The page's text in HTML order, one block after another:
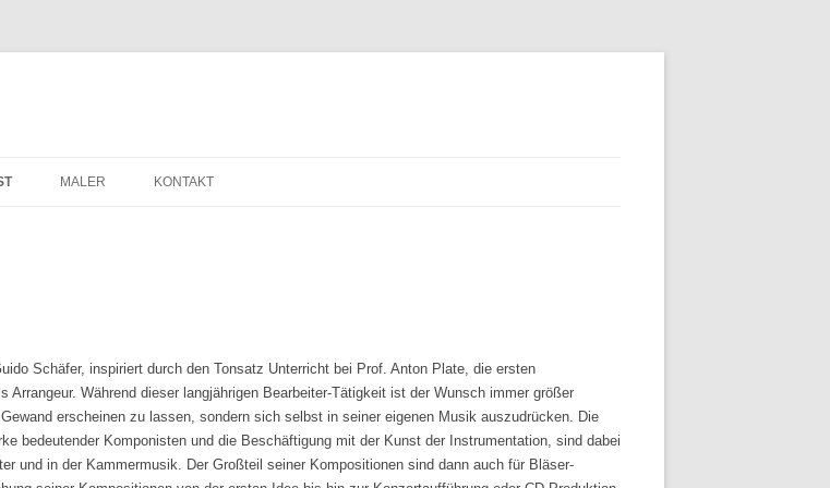
MALER KONTAKT
Schäfer, inspiriert durch den Tonsatz Unterricht bei Prof. Anton Plate, die ersten
Während dieser langjährigen Bearbeiter-Tätigkeit ist der Wunsch immer größer
erscheinen zu lassen, sondern sich selbst in seiner eigenen Musik auszudrücken. Die
bedeutender Komponisten und die Beschäftigung mit der Kunst der Instrumentation, sind dabei
und in der Kammermusik. Der Großteil seiner Kompositionen sind dann auch für Bläser-